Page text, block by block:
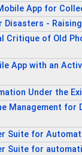
App for
-
Critique of Old
App with an
Under the
Management for
Suite for
Suite for